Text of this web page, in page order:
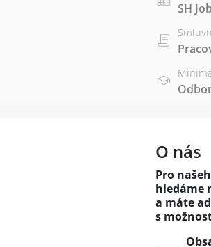
SH
O nás
Pro
hledáme
a máte
s